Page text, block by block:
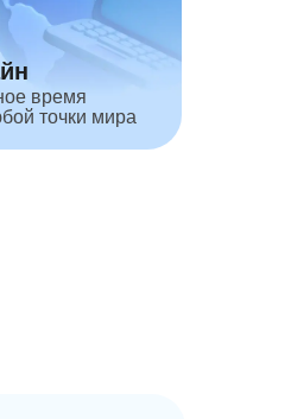
время
точки мира